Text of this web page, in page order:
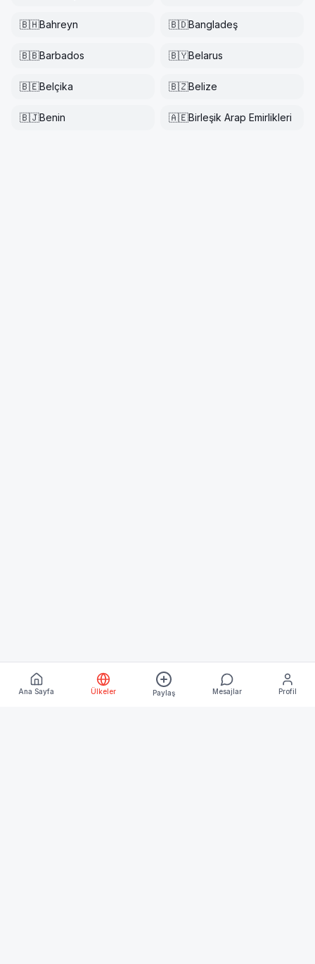
🇧🇭Bahreyn 🇧🇩Bangladeş
🇧🇧Barbados 🇧🇾Belarus
🇧🇪Belçika 🇧🇿Belize
🇧🇯Benin 🇦🇪Birleşik Arap Emirlikleri
Ana Sayfa Ülkeler Paylaş Mesajlar Profil